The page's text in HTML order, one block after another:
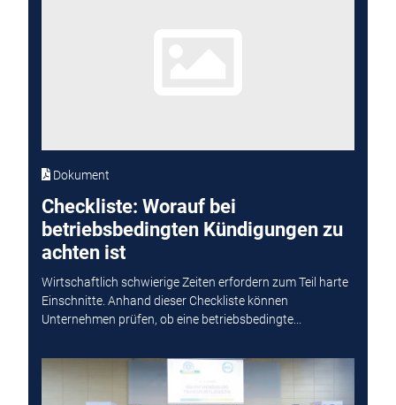
Dokument
Checkliste: Worauf bei
betriebsbedingten Kündigungen zu
achten ist
Wirtschaftlich schwierige Zeiten erfordern zum Teil harte
Einschnitte. Anhand dieser Checkliste können
Unternehmen prüfen, ob eine betriebsbedingte...